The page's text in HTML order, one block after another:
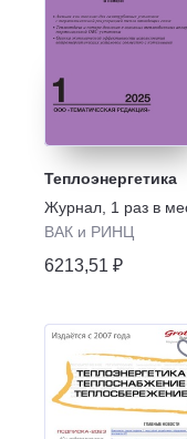
Теплоэнергетика
Журнал 1 раз в
ВАК и РИНЦ
6213,51 ₽